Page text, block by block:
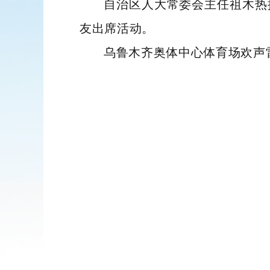
自治区人大常委会主任祖木
友出席活动。
乌鲁木齐奥体中心体育场欢